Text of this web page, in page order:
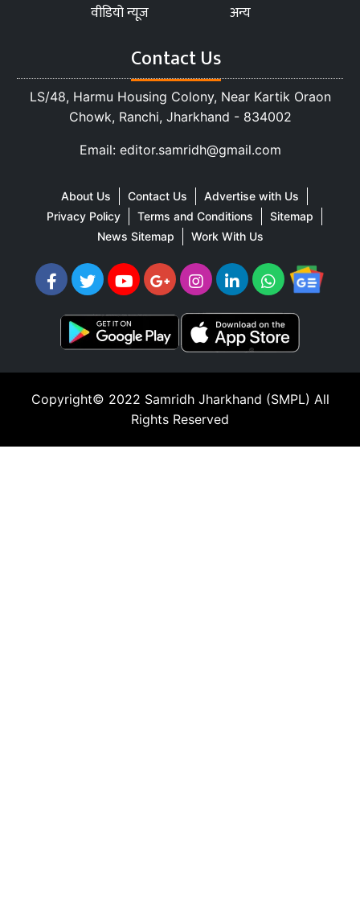
वीडियो न्यूज
अन्य
Contact Us
LS/48, Harmu Housing Colony, Near Kartik Oraon
Chowk, Ranchi, Jharkhand - 834002
Email: editor.samridh@gmail.com
About Us Contact Us
Advertise with Us
Privacy Policy
Terms and Conditions
Sitemap
News Sitemap
Work With Us
Copyright© 2022 Samridh Jharkhand (SMPL) All
Rights Reserved